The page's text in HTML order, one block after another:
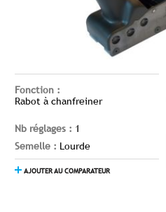
Fonction :
Rabot à chanfreiner
Nb réglages : 1
Semelle : Lourde
AJOUTER AU COMPARATEUR